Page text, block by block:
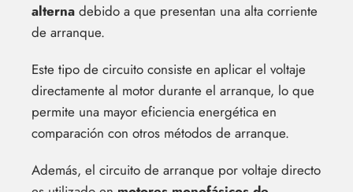
alterna debido a que presentan una alta corriente
de arranque.
Este tipo de circuito consiste en aplicar el voltaje
directamente al motor durante el arranque, lo que
permite una mayor eficiencia energética en
comparación con otros métodos de arranque.
Además, el circuito de arranque por voltaje directo